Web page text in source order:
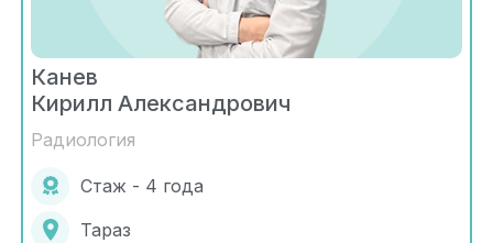
Канев
Кирилл Александрович
Радиология
Стаж - 4 года
Тараз